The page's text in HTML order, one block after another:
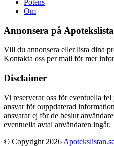
Potens
Om
Annonsera på
Vill du annonsera eller lista dina
Kontakta oss per mail för mer
Disclaimer
Vi reserverar oss för eventuella
ansvar för ouppdaterad
ansvarar ej för de beslut
eventuella avtal användaren ingår.
© Copyright 2026